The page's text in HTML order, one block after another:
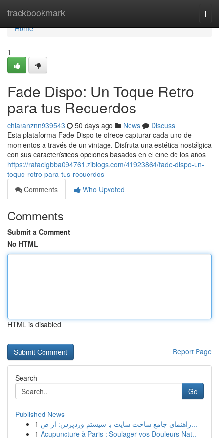
trackbookmark
Home
Home
1
Fade Dispo: Un Toque Retro
para tus Recuerdos
chiaranznn939543 50 days ago News
Discuss
Esta plataforma Fade Dispo te ofrece capturar cada uno de
momentos a través de un vintage. Disfruta una estética nostálgica
con sus característicos opciones basados en el cine de los años
https://rafaelgbba094761.ziblogs.com/41923864/fade-dispo-un-
toque-retro-para-tus-recuerdos
Comments
Who Upvoted
Comments
Submit a Comment
No HTML
HTML is disabled
Report Page
Search
Go
Published News
1
راهنمای جامع ساخت سایت با سیستم وردپرس: از ص...
1 Acupuncture à Paris : Soulager vos Douleurs Nat...